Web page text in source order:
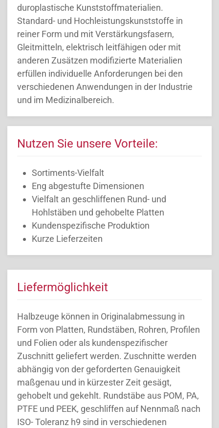
duroplastische Kunststoffmaterialien.
Standard- und Hochleistungskunststoffe in
reiner Form und mit Verstärkungsfasern,
Gleitmitteln, elektrisch leitfähigen oder mit
anderen Zusätzen modifizierte Materialien
erfüllen individuelle Anforderungen bei den
verschiedenen Anwendungen in der Industrie
und im Medizinalbereich.
Nutzen Sie unsere Vorteile:
Sortiments-Vielfalt
Eng abgestufte Dimensionen
Vielfalt an geschliffenen Rund- und
Hohlstäben und gehobelte Platten
Kundenspezifische Produktion
Kurze Lieferzeiten
Liefermöglichkeit
Halbzeuge können in Originalabmessung in
Form von Platten, Rundstäben, Rohren, Profilen
und Folien oder als kundenspezifischer
Zuschnitt geliefert werden. Zuschnitte werden
abhängig von der geforderten Genauigkeit
maßgenau und in kürzester Zeit gesägt,
gehobelt und gekehlt. Rundstäbe aus POM, PA,
PTFE und PEEK, geschliffen auf Nennmaß nach
ISO- Toleranz h9 sind in verschiedenen